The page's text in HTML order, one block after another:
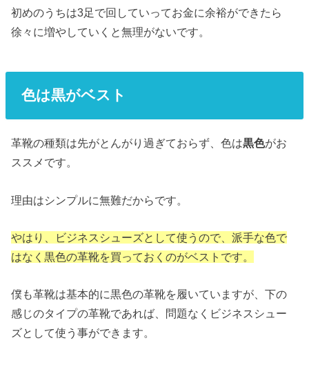
初めのうちは3足で回していってお金に余裕ができたら
徐々に増やしていくと無理がないです。
色は黒がベスト
革靴の種類は先がとんがり過ぎておらず、色は黒色がお
ススメです。
理由はシンプルに無難だからです。
やはり、ビジネスシューズとして使うので、派手な色で
はなく黒色の革靴を買っておくのがベストです。
僕も革靴は基本的に黒色の革靴を履いていますが、下の
感じのタイプの革靴であれば、問題なくビジネスシュー
ズとして使う事ができます。